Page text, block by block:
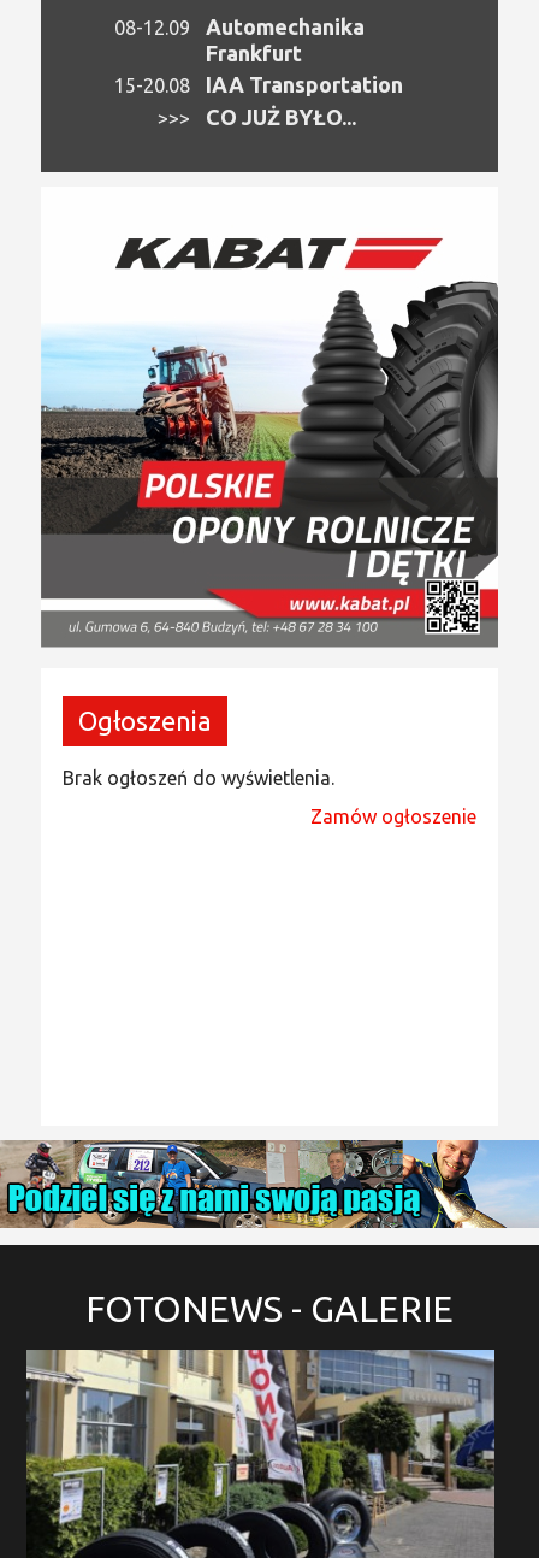
08-12.09
Automechanika
Frankfurt
15-20.08 IAA Transportation
>>> CO JUŻ BYŁO...
Ogłoszenia
Brak ogłoszeń do wyświetlenia.
Zamów ogłoszenie
FOTONEWS - GALERIE